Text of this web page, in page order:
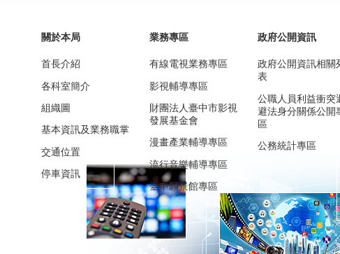
關於本局
首長介紹
各科室簡介
組織圖
基本資訊及業務職掌
交通位置
停車資訊
業務專區
有線電視業務專區
影視輔導專區
財團法人臺中市影視
發展基金會
漫畫產業輔導專區
流行音樂輔導專區
臺中願景館專區
政府公開資訊
政府公開資訊相關
表
公職人員利益衝突
避法身分關係公開
區
公務統計專區